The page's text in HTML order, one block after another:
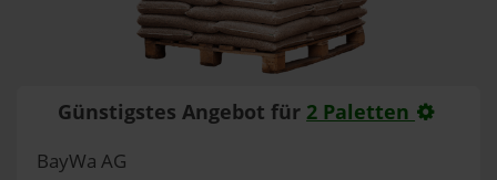
Günstigstes Angebot für 2 Paletten
BayWa AG